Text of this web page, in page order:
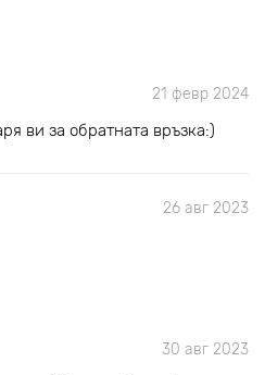
21 февр 2024
ви за обратната връзка:)
26 авг 2023
30 авг 2023